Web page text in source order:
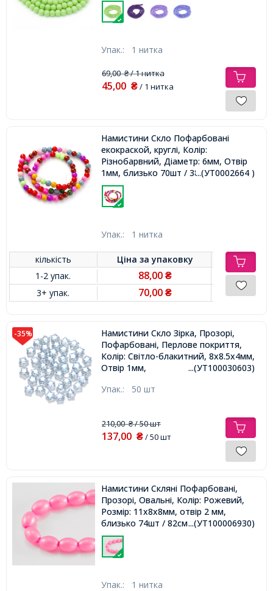
Упак.: 1 нитка
69,00₴/ 1 нитка
45,00 ₴/ 1 нитка
Намистини Скло Пофарбовані
екокраской, круглі, Колір:
Різнобарвний, Діаметр: 6мм, Отвір
1мм, близько 70шт / 38.5см / нитка, ...(УТ0002664 )
Упак.: 1 нитка
кількість Ціна заупаковку
1-2 упак.
88,00₴
3+ упак. 70,00₴
-35%
Намистини Скло Зірка, Прозорі,
Пофарбовані, Перлове покриття,
Колір: Світло-блакитний, 8х8.5х4мм,
Отвір 1мм,
...(УТ100030603)
Упак.: 50 шт
210,00₴/ 50 шт
137,00 ₴/ 50 шт
Намистини Скляні Пофарбовані,
Прозорі, Овальні, Колір: Рожевий,
Розмір: 11х8х8мм, отвір 2 мм,
близько 74шт / 82см / нитка,...(УТ100006930)
Упак.: 1 нитка